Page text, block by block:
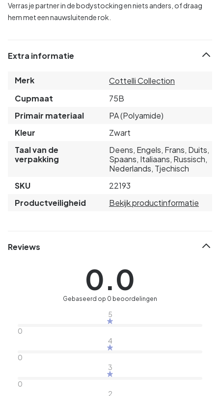
Verras je partner in de bodystocking en niets anders, of draag
hem met een nauwsluitende rok.
Extra informatie
Merk
Cottelli Collection
Cupmaat
75B
Primair materiaal
PA (Polyamide)
Kleur
Zwart
Taal van de
verpakking
Deens, Engels, Frans, Duits,
Spaans, Italiaans, Russisch,
Nederlands, Tjechisch
SKU
22193
Productveiligheid
Bekijk productinformatie
Reviews
0.0
Gebaseerd op 0 beoordelingen
5
0
4
0
3
0
2